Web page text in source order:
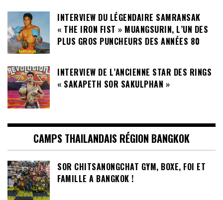
INTERVIEW DU LÉGENDAIRE SAMRANSAK
« THE IRON FIST » MUANGSURIN, L’UN DES
PLUS GROS PUNCHEURS DES ANNÉES 80
INTERVIEW DE L’ANCIENNE STAR DES RINGS
« SAKAPETH SOR SAKULPHAN »
CAMPS THAILANDAIS RÉGION BANGKOK
SOR CHITSANONGCHAT GYM, BOXE, FOI ET
FAMILLE A BANGKOK !